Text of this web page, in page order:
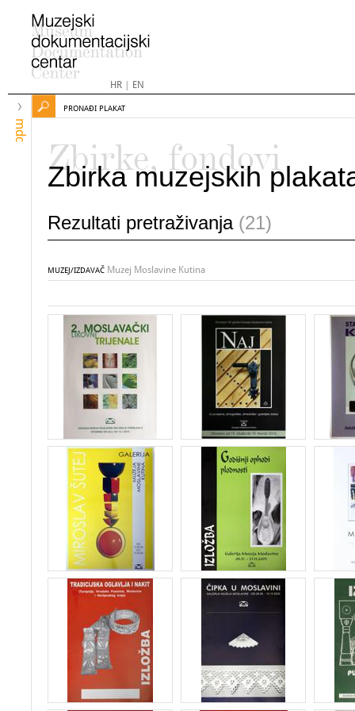
HR| EN
mdc
PRONAĐI PLAKAT
Zbirke, fondovi
Zbirka muzejskih
Rezultati pretraživanja (21)
MUZEJ/IZDAVAČ Muzej Moslavine Kutina